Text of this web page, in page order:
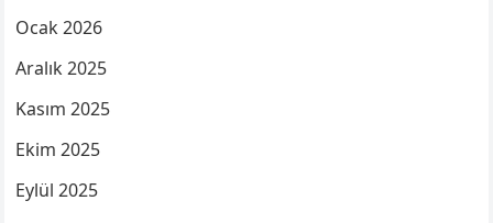
Ocak 2026
Aralık 2025
Kasım 2025
Ekim 2025
Eylül 2025